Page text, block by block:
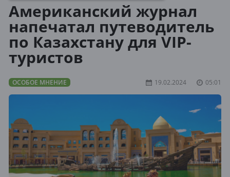
Американский журнал
напечатал путеводитель
по Казахстану для VIP-
туристов
ОСОБОЕ МНЕНИЕ 19.02.2024 05:01